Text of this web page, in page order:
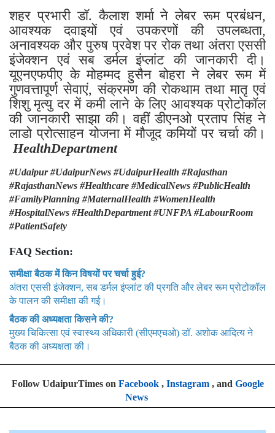
शहर प्रभारी डॉ. कैलाश शर्मा ने लेबर रूम प्रबंधन,
आवश्यक दवाइयों एवं उपकरणों की उपलब्धता,
अनावश्यक और पुरुष प्रवेश पर रोक तथा अंतरा एससी
इंजेक्शन एवं सब डर्मल इंप्लांट की जानकारी दी।
यूएनएफपीए के मोहम्मद हुसैन बोहरा ने लेबर रूम में
गुणवत्तापूर्ण सेवाएं, संक्रमण की रोकथाम तथा मातृ एवं
शिशु मृत्यु दर में कमी लाने के लिए आवश्यक प्रोटोकॉल
की जानकारी साझा की। वहीं डीएनओ प्रताप सिंह ने
लाडो प्रोत्साहन योजना में मौजूद कमियों पर चर्चा की।
HealthDepartment
#Udaipur #UdaipurNews #UdaipurHealth #Rajasthan
#RajasthanNews #Healthcare #MedicalNews #PublicHealth
#FamilyPlanning #MaternalHealth #WomenHealth
#HospitalNews #HealthDepartment #UNFPA #LabourRoom
#PatientSafety
FAQ Section:
समीक्षा बैठक में किन विषयों पर चर्चा हुई?
अंतरा एससी इंजेक्शन, सब डर्मल इंप्लांट की प्रगति और लेबर रूम प्रोटोकॉल
के पालन की समीक्षा की गई।
बैठक की अध्यक्षता किसने की?
मुख्य चिकित्सा एवं स्वास्थ्य अधिकारी (सीएमएचओ) डॉ. अशोक आदित्य ने
बैठक की अध्यक्षता की।
Follow UdaipurTimes on Facebook, Instagram, and Google
News